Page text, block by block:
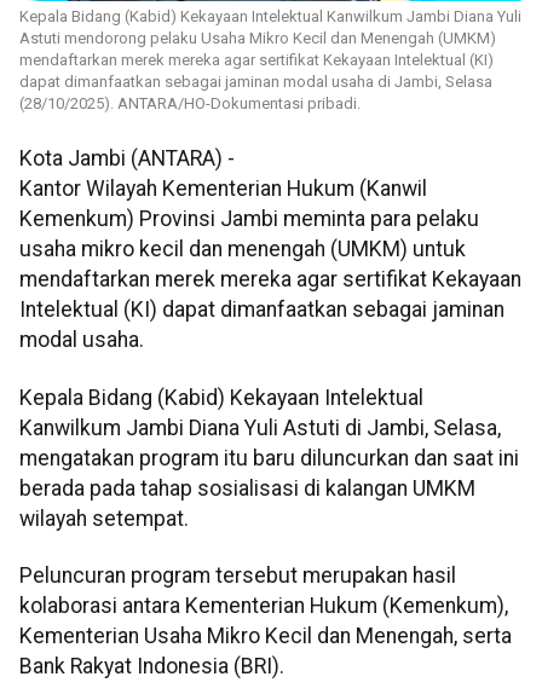
Kepala Bidang (Kabid) Kekayaan Intelektual Kanwilkum Jambi Diana Yuli
Astuti mendorong pelaku Usaha Mikro Kecil dan Menengah (UMKM)
mendaftarkan merek mereka agar sertifikat Kekayaan Intelektual (KI)
dapat dimanfaatkan sebagai jaminan modal usaha di Jambi, Selasa
(28/10/2025). ANTARA/HO-Dokumentasi pribadi.
Kota Jambi (ANTARA) -
Kantor Wilayah Kementerian Hukum (Kanwil
Kemenkum) Provinsi Jambi meminta para pelaku
usaha mikro kecil dan menengah (UMKM) untuk
mendaftarkan merek mereka agar sertifikat Kekayaan
Intelektual (KI) dapat dimanfaatkan sebagai jaminan
modal usaha.
Kepala Bidang (Kabid) Kekayaan Intelektual
Kanwilkum Jambi Diana Yuli Astuti di Jambi, Selasa,
mengatakan program itu baru diluncurkan dan saat ini
berada pada tahap sosialisasi di kalangan UMKM
wilayah setempat.
Peluncuran program tersebut merupakan hasil
kolaborasi antara Kementerian Hukum (Kemenkum),
Kementerian Usaha Mikro Kecil dan Menengah, serta
Bank Rakyat Indonesia (BRI).